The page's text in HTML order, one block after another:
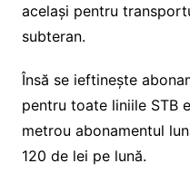
același pentru
subteran.
Însă se ieftinește
pentru toate liniile STB
metrou abonamentul
120 de lei pe lună.